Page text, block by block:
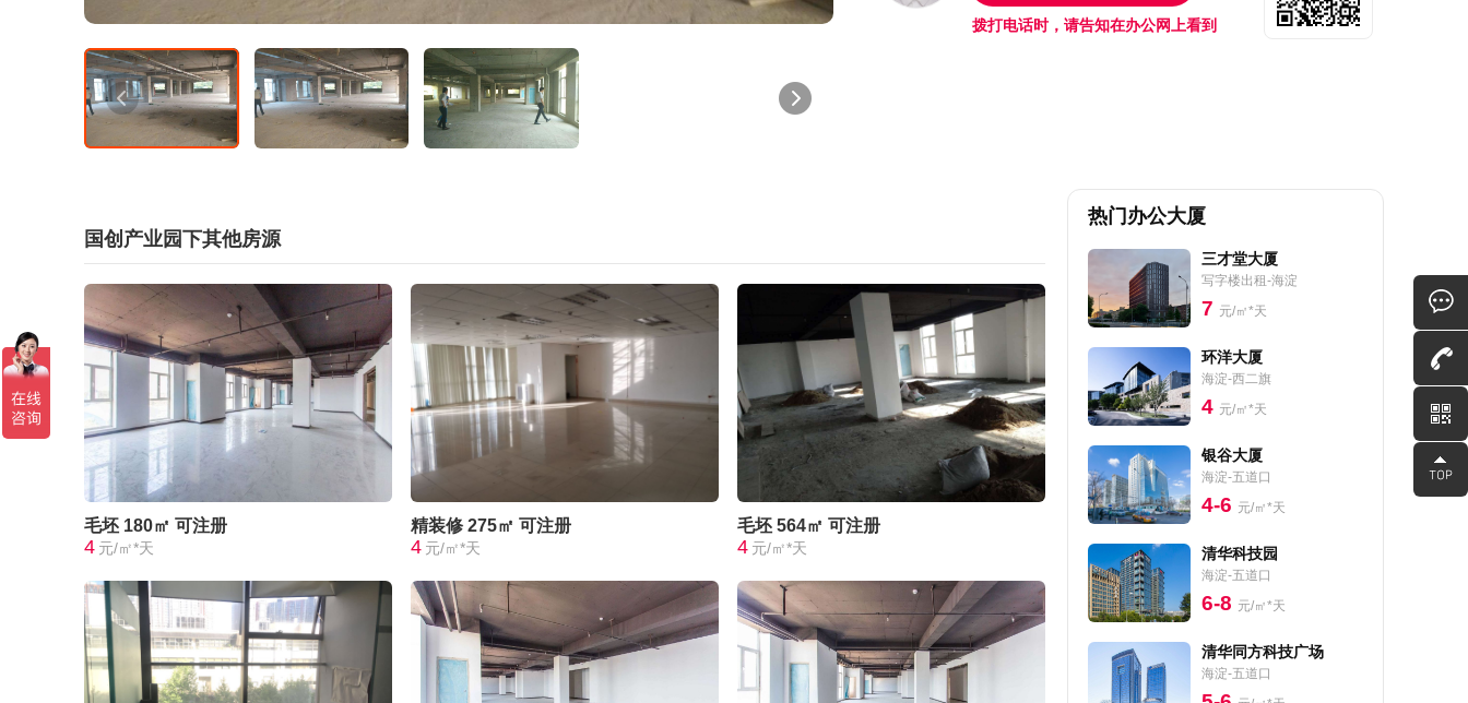
拨打电话时，请告知在办公网上看到
国创产业园下其他房源
毛坯 180㎡ 可注册
4 元/㎡*天
精装修 275㎡ 可注册
4 元/㎡*天
毛坯 564㎡ 可注册
4 元/㎡*天
热门办公大厦
三才堂大厦
写字楼出租-海淀
7 元/㎡*天
环洋大厦
海淀-西二旗
4 元/㎡*天
银谷大厦
海淀-五道口
4-6 元/㎡*天
清华科技园
海淀-五道口
6-8 元/㎡*天
清华同方科技广场
海淀-五道口